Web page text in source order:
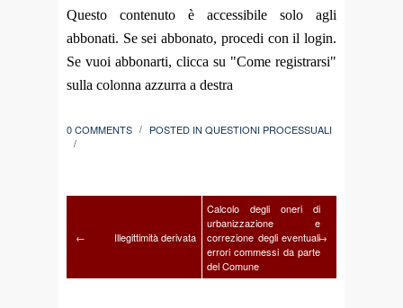
Questo contenuto è accessibile solo agli
abbonati. Se sei abbonato, procedi con il login.
Se vuoi abbonarti, clicca su "Come registrarsi"
sulla colonna azzurra a destra
0 COMMENTS / POSTED IN QUESTIONI PROCESSUALI
/
← Illegittimità derivata
Calcolo degli oneri di
urbanizzazione e
correzione degli eventuali
errori commessi da parte
del Comune
→